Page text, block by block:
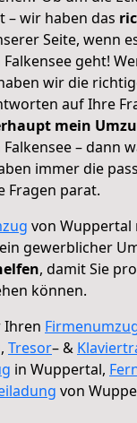
– wir haben das
Seite, wenn
geht!
wir die
auf Ihre
mein
– dann
immer die
Fragen parat.
von Wuppertal
gewerblicher
, damit Sie
können.
Ihren
, Tresor– &
in Wuppertal,
von